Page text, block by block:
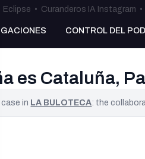
Eclipse • Curanderos IA Instagram •
CONTROL DEL
es Cataluña,
in LA BULOTECA: the